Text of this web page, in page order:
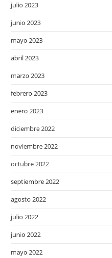
julio 2023
junio 2023
mayo 2023
abril 2023
marzo 2023
febrero 2023
enero 2023
diciembre 2022
noviembre 2022
octubre 2022
septiembre 2022
agosto 2022
julio 2022
junio 2022
mayo 2022